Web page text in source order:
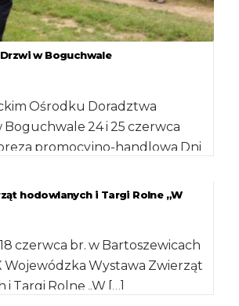
w Boguchwale
Ośrodku Doradztwa
Boguchwale 24 i 25 czerwca
promocyjno-handlowa Dni
hodowlanych i Targi Rolne „W
czerwca br. w Bartoszewicach
Wojewódzka Wystawa Zwierząt
Targi Rolne „W […]